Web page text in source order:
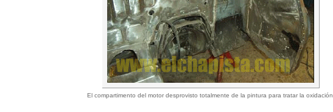
El compartimento del motor desprovisto totalmente de la pintura para tratar la oxidación.